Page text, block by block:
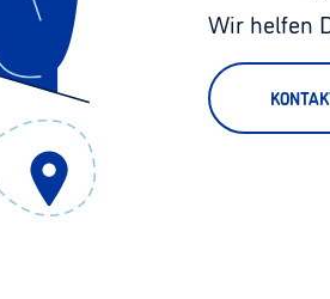
Wir helfen